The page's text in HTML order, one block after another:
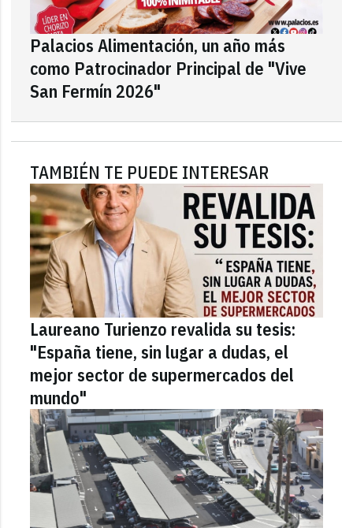
Palacios Alimentación, un año más
como Patrocinador Principal de "Vive
San Fermín 2026"
TAMBIÉN TE PUEDE INTERESAR
Laureano Turienzo revalida su tesis:
"España tiene, sin lugar a dudas, el
mejor sector de supermercados del
mundo"